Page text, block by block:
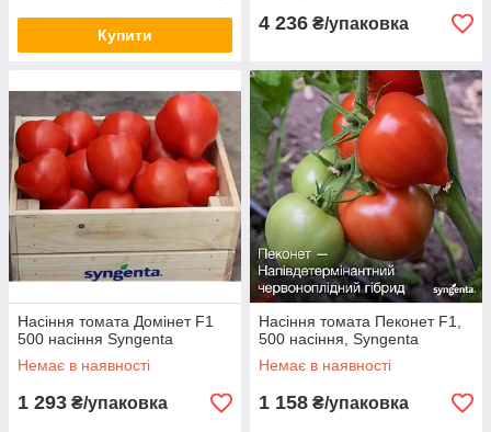
Купити
4 236 ₴/упаковка
Насіння томата Домінет F1
500 насіння Syngenta
Немає в наявності
1 293 ₴/упаковка
Насіння томата Пеконет F1,
500 насіння, Syngenta
Немає в наявності
1 158 ₴/упаковка